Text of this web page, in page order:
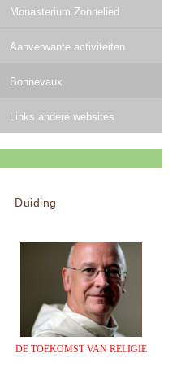
Monasterium Zonnelied
Aanverwante activiteiten
Bonnevaux
Links andere websites
Duiding
DE TOEKOMST VAN RELIGIE